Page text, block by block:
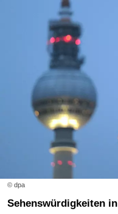
© dpa
Sehenswürdigkeiten